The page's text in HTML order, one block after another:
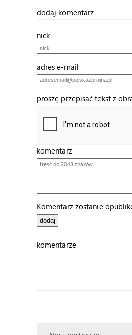
dodaj komentarz
nick
adres e-mail
proszę przepisać tekst z
komentarz
Komentarz zostanie
komentarze